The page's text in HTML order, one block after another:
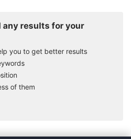
any results for your
you to get better results
of them